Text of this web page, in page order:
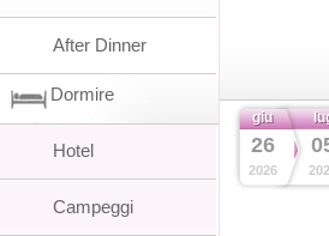
giu
26
2026
After Dinner
Dormire
Hotel
Campeggi